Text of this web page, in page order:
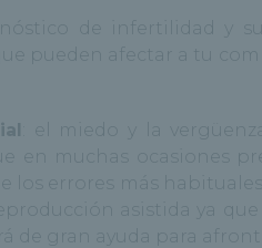
de infertilidad y
pueden afectar a tu
: el miedo y la
en muchas ocasiones
los errores más
asistida ya
de gran ayuda para